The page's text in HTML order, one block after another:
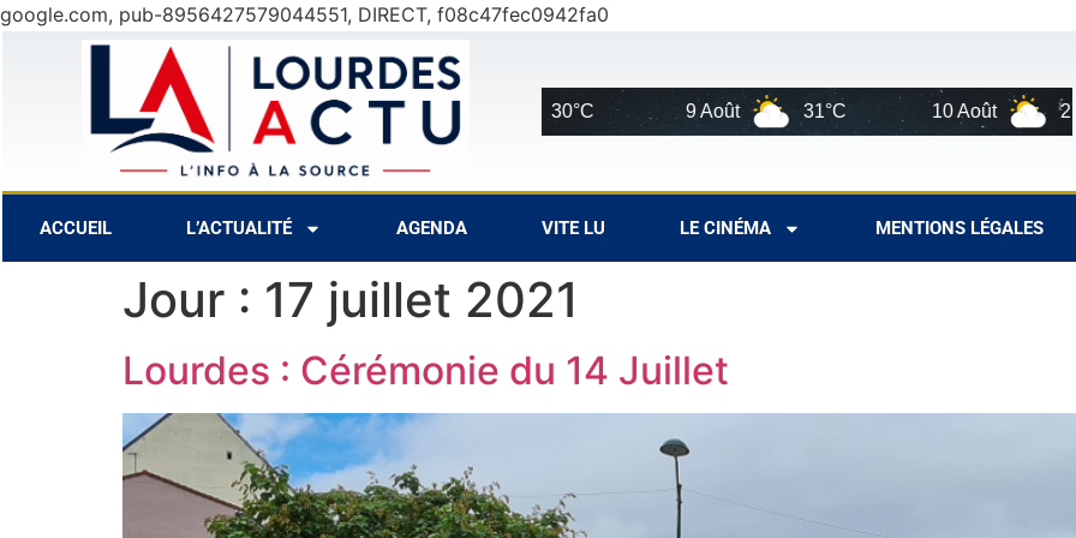
google.com, pub-8956427579044551, DIRECT, f08c47fec0942fa0
28°C 8 Août 9 Août 31°C 10 Août 27°C
ACCUEIL L’ACTUALITÉ AGENDA VITE LU LE CINÉMA MENTIONS LÉGALES
Jour : 17 juillet 2021
Lourdes : Cérémonie du 14 Juillet